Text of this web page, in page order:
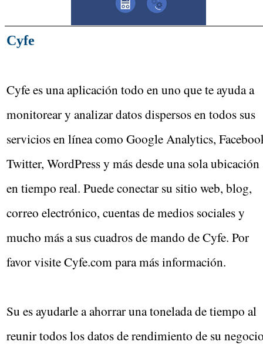
Cyfe
Cyfe es una aplicación todo en uno que te ayuda a
monitorear y analizar datos dispersos en todos sus
servicios en línea como Google Analytics,
Twitter, WordPress y más desde una sola ubicación
en tiempo real. Puede conectar su sitio web, blog,
correo electrónico, cuentas de medios sociales y
mucho más a sus cuadros de mando de Cyfe. Por
favor visite Cyfe.com para más información.
Su es ayudarle a ahorrar una tonelada de tiempo al
reunir todos los datos de rendimiento de su